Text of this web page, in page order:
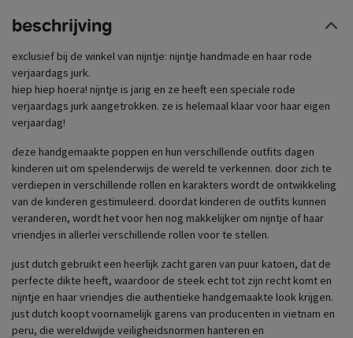
beschrijving
exclusief bij de winkel van nijntje: nijntje handmade en haar rode
verjaardags jurk.
hiep hiep hoera! nijntje is jarig en ze heeft een speciale rode
verjaardags jurk aangetrokken. ze is helemaal klaar voor haar eigen
verjaardag!
deze handgemaakte poppen en hun verschillende outfits dagen
kinderen uit om spelenderwijs de wereld te verkennen. door zich te
verdiepen in verschillende rollen en karakters wordt de ontwikkeling
van de kinderen gestimuleerd. doordat kinderen de outfits kunnen
veranderen, wordt het voor hen nog makkelijker om nijntje of haar
vriendjes in allerlei verschillende rollen voor te stellen.
just dutch gebruikt een heerlijk zacht garen van puur katoen, dat de
perfecte dikte heeft, waardoor de steek echt tot zijn recht komt en
nijntje en haar vriendjes die authentieke handgemaakte look krijgen.
just dutch koopt voornamelijk garens van producenten in vietnam en
peru, die wereldwijde veiligheidsnormen hanteren en